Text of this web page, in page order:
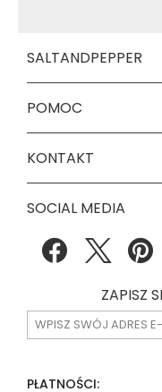
SALTANDPEPPER
POMOC
KONTAKT
SOCIAL MEDIA
ZAPISZ
PŁATNOŚCI: